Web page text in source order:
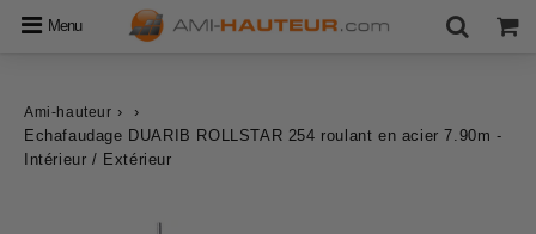
Menu
Ami-hauteur ›
›
Echafaudage DUARIB ROLLSTAR 254 roulant en acier 7.90m -
Intérieur / Extérieur